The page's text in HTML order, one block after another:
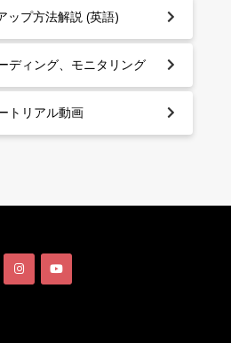
ップ方法解説 (英語)
ディング、モニタリング
トリアル動画